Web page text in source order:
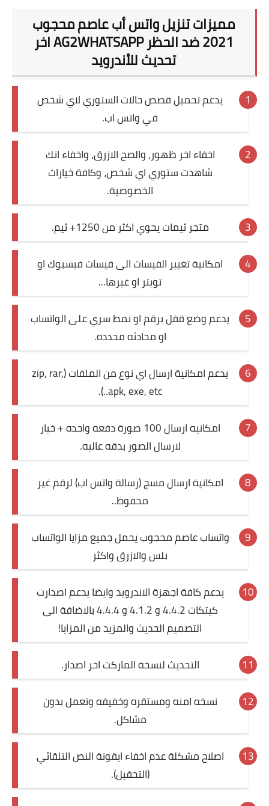
مميزات تنزيل واتس أب عاصم محجوب
2021 ضد الحظر AG2WHATSAPP اخر
تحديث للأندرويد
يدعم تحميل قصص حالات الستوري لاي شخص
في واتس اب.
اخفاء اخر ظهور، والصح الازرق، واخفاء انك
شاهدت ستوري اي شخص، وكافة خيارات
الخصوصية.
متجر ثيمات يحوي اكثر من 1250+ ثيم.
امكانية تغيير الفيسات الى فيسات فيسبوك او
تويتر او غيرها...
يدعم وضع قفل برقم او نمط سري على الواتساب
او محادثه محدده.
يدعم امكانية ارسال اي نوع من الملفات (zip, rar,
apk, exe, etc..).
امكانيه ارسال 100 صورة دفعه واحده + خيار
لارسال الصور بدقه عاليه.
امكانية ارسال مسج (رسالة واتس اب) لرقم غير
محفوظ..
واتساب عاصم محجوب يحمل جميع مزايا الواتساب
بلس والازرق واكثر
يدعم كافة اجهزة الاندرويد وايضا يدعم اصدارت
كيتكات 4.4.2 و 4.1.2 و 4.4.4 بالاضافة الى
التصميم الحديث والمزيد من المزايا!
التحديث لنسخة الماركت اخر اصدار.
نسخه امنه ومستقره وخفيفه وتعمل بدون
مشاكل.
اصلاح مشكلة عدم اخفاء ايقونة النص التلقائي
(التحفيل).